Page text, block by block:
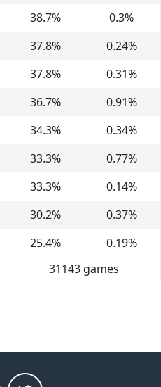
38.7% 0.3%
37.8% 0.24%
37.8% 0.31%
36.7% 0.91%
34.3% 0.34%
33.3% 0.77%
33.3% 0.14%
30.2% 0.37%
25.4% 0.19%
31143 games